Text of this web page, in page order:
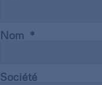
Nom
Société